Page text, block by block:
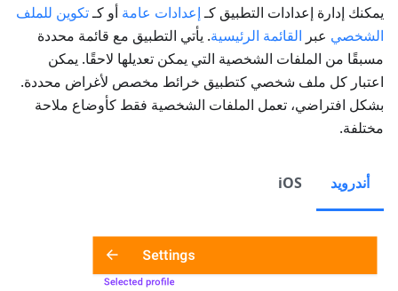
يمكنك إدارة إعدادات التطبيق كـإعدادات عامة أو كـتكوين للملف
الشخصي عبر القائمة الرئيسية. يأتي التطبيق مع قائمة محددة
مسبقًا من الملفات الشخصية التي يمكن تعديلها لاحقًا. يمكن
اعتبار كل ملف شخصي كتطبيق خرائط مخصص لأغراض محددة.
بشكل افتراضي، تعمل الملفات الشخصية فقط كأوضاع ملاحة
مختلفة.
أندرويد iOS